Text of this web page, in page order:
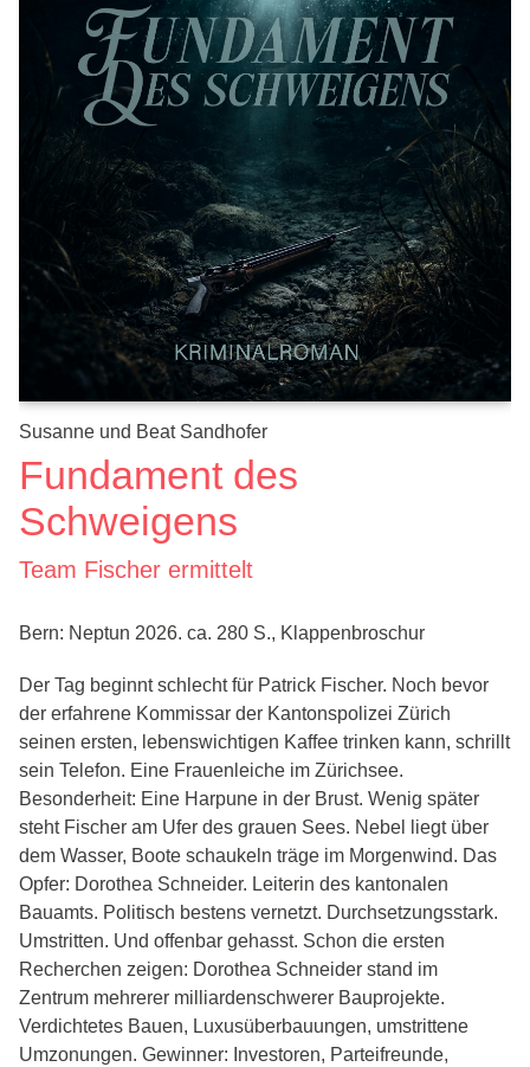
Susanne und Beat Sandhofer
Fundament des
Schweigens
Team Fischer ermittelt
Bern: Neptun 2026. ca. 280 S., Klappenbroschur
Der Tag beginnt schlecht für Patrick Fischer. Noch bevor
der erfahrene Kommissar der Kantonspolizei Zürich
seinen ersten, lebenswichtigen Kaffee trinken kann, schrillt
sein Telefon. Eine Frauenleiche im Zürichsee.
Besonderheit: Eine Harpune in der Brust. Wenig später
steht Fischer am Ufer des grauen Sees. Nebel liegt über
dem Wasser, Boote schaukeln träge im Morgenwind. Das
Opfer: Dorothea Schneider. Leiterin des kantonalen
Bauamts. Politisch bestens vernetzt. Durchsetzungsstark.
Umstritten. Und offenbar gehasst. Schon die ersten
Recherchen zeigen: Dorothea Schneider stand im
Zentrum mehrerer milliardenschwerer Bauprojekte.
Verdichtetes Bauen, Luxusüberbauungen, umstrittene
Umzonungen. Gewinner: Investoren, Parteifreunde,